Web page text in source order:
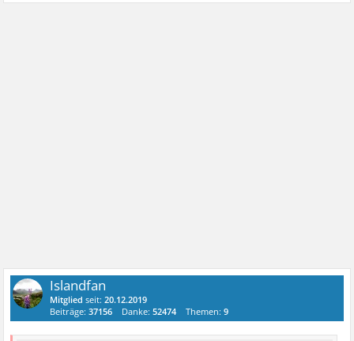
Islandfan
Mitglied seit:20.12.2019
Beiträge:37156 Danke:52474 Themen:9